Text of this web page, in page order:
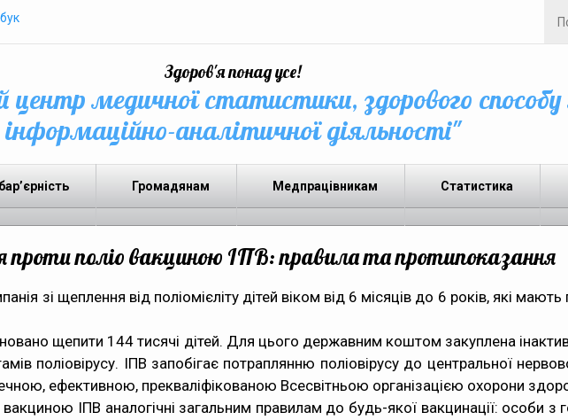
Здоров'я понад усе!
медичної статистики, здорового
інформаційно-аналітичної діяльності"
Громадянам Медпрацівникам Статистика
проти поліо вакциною ІПВ: правила та протипоказання
зі щеплення від поліомієліту дітей віком від 6 місяців до 6 років, які
щепити 144 тисячі дітей. Для цього державним коштом закуплена
поліовірусу. ІПВ запобігає потраплянню поліовірусу до центральної
ефективною, прекваліфікованою Всесвітньою організацією охорони
ІПВ аналогічні загальним правилам до будь-якої вакцинації: особи